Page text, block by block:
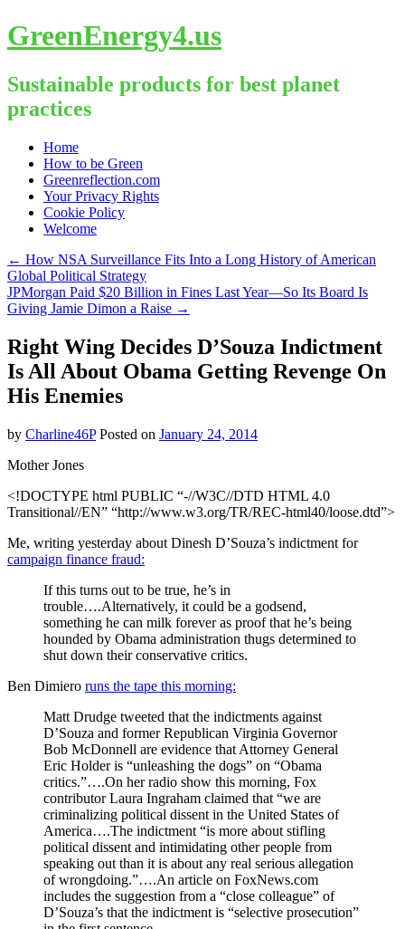
GreenEnergy4.us
Sustainable products for best planet
practices
Skip
content
Home
How to be Green
Greenreflection.com
Your Privacy Rights
Cookie Policy
Welcome
← How NSA Surveillance Fits Into a Long History of American
Global Political Strategy
JPMorgan Paid $20 Billion in Fines Last Year—So Its Board Is
Giving Jamie Dimon a Raise →
Right Wing Decides D’Souza Indictment
Is All About Obama Getting Revenge On
His Enemies
by Charline46P Posted on January 24, 2014
Mother Jones
<!DOCTYPE html PUBLIC “-//W3C//DTD HTML 4.0
Transitional//EN” “http://www.w3.org/TR/REC-html40/loose.dtd”>
Me, writing yesterday about Dinesh D’Souza’s indictment for
campaign finance fraud:
If this turns out to be true, he’s in
trouble….Alternatively, it could be a godsend,
something he can milk forever as proof that he’s being
hounded by Obama administration thugs determined to
shut down their conservative critics.
Ben Dimiero runs the tape this morning:
Matt Drudge tweeted that the indictments against
D’Souza and former Republican Virginia Governor
Bob McDonnell are evidence that Attorney General
Eric Holder is “unleashing the dogs” on “Obama
critics.”….On her radio show this morning, Fox
contributor Laura Ingraham claimed that “we are
criminalizing political dissent in the United States of
America….The indictment “is more about stifling
political dissent and intimidating other people from
speaking out than it is about any real serious allegation
of wrongdoing.”….An article on FoxNews.com
includes the suggestion from a “close colleague” of
D’Souza’s that the indictment is “selective prosecution”